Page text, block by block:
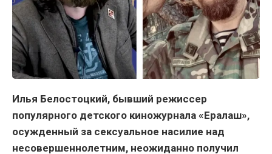
Илья Белостоцкий, бывший режиссер
популярного детского киножурнала «Ералаш»,
осужденный за сексуальное насилие над
несовершеннолетним, неожиданно получил